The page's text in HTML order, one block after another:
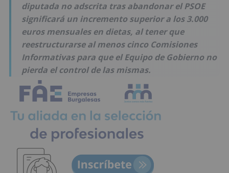
diputada no adscrita tras abandonar el PSOE
significará un incremento superior a los 3.000
euros mensuales en dietas, al tener que
reestructurarse al menos cinco Comisiones
Informativas para que el Equipo de Gobierno no
pierda el control de las mismas.